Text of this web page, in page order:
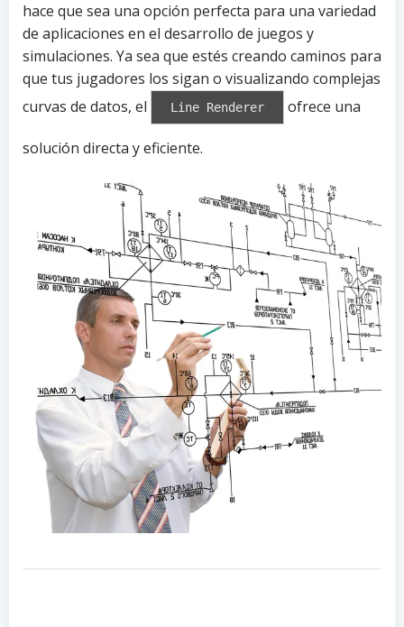
hace que sea una opción perfecta para una variedad
de aplicaciones en el desarrollo de juegos y
simulaciones. Ya sea que estés creando caminos para
que tus jugadores los sigan o visualizando complejas
curvas de datos, el
Line Renderer ofrece una
solución directa y eficiente.